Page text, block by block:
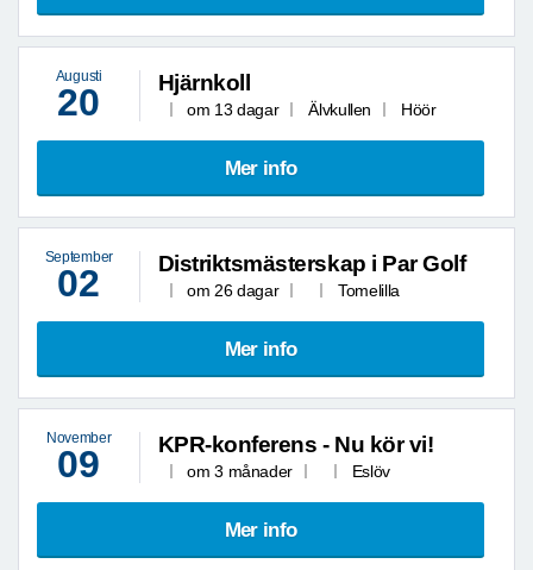
Augusti
20 Hjärnkoll
om 13 dagar Älvkullen Höör
Mer info
September
02 Distriktsmästerskap i Par Golf
om 26 dagar Tomelilla
Mer info
November
09 KPR-konferens - Nu kör vi!
om 3 månader Eslöv
Mer info